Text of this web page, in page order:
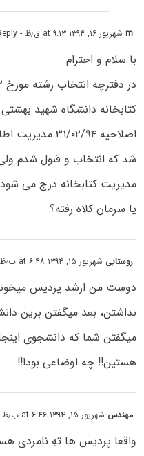
mشهریور ۱۶, ۱۳۹۴ at ۹:۱۳ ق٫ظ - Reply
با سلام و احترام
کتابخانه دانشگاه شهید
اصلاحیه ۳۱/۰۲/
شد که انتخاب و قبول شدم
مدیریت کتابخانه درج می
یا سرمان کلاه رفته؟
روستایی شهریور ۱۵, ۱۳۹۴ at ۶:۴۸ ب٫ظ
دوست من ارشد پردیس
نداشتن، بعد میگفتن برین
میگفتن شما که دانشجوی
هستین!! چه اوضاعی بودا!!
مهندس شهریور ۱۵, ۱۳۹۴ at ۶:۴۶ ب٫ظ
واقعا پردیس ها تهِ نامردی